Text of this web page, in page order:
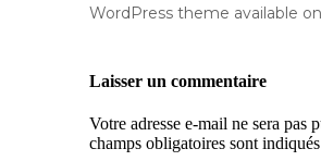
WordPress theme available
Laisser un commentaire
Votre adresse e-mail ne sera pas
champs obligatoires sont